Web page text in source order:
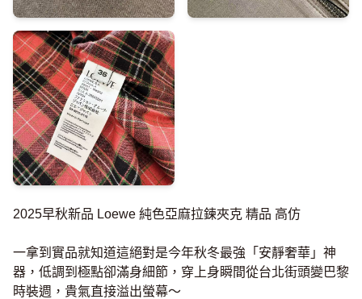
2025早秋新品 Loewe 純色亞麻拉鍊夾克 精品 高仿
一拿到實品就知道這絕對是今年秋冬最強「安靜奢華」神
器，低調到極點卻滿身細節，穿上身瞬間從台北街頭變巴黎
時裝週，貴氣直接溢出螢幕～